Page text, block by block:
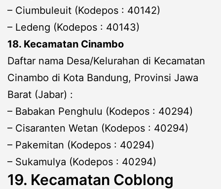
– Ciumbuleuit (Kodepos : 40142)
– Ledeng (Kodepos : 40143)
18. Kecamatan Cinambo
Daftar nama Desa/Kelurahan di Kecamatan
Cinambo di Kota Bandung, Provinsi Jawa
Barat (Jabar) :
– Babakan Penghulu (Kodepos : 40294)
– Cisaranten Wetan (Kodepos : 40294)
– Pakemitan (Kodepos : 40294)
– Sukamulya (Kodepos : 40294)
19. Kecamatan Coblong